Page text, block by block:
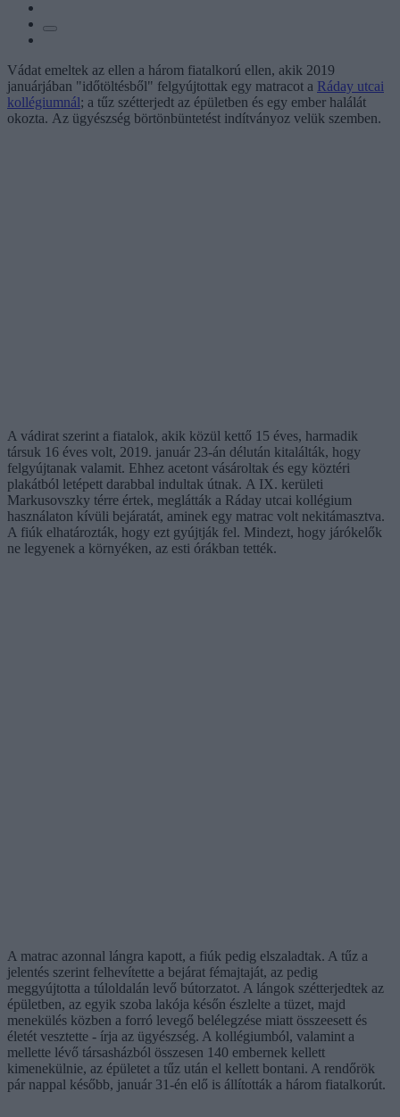
Vádat emeltek az ellen a három fiatalkorú ellen, akik 2019
januárjában "időtöltésből" felgyújtottak egy matracot a Ráday utcai
kollégiumnál; a tűz szétterjedt az épületben és egy ember halálát
okozta. Az ügyészség börtönbüntetést indítványoz velük szemben.
A vádirat szerint a fiatalok, akik közül kettő 15 éves, harmadik
társuk 16 éves volt, 2019. január 23-án délután kitalálták, hogy
felgyújtanak valamit. Ehhez acetont vásároltak és egy köztéri
plakátból letépett darabbal indultak útnak. A IX. kerületi
Markusovszky térre értek, meglátták a Ráday utcai kollégium
használaton kívüli bejáratát, aminek egy matrac volt nekitámasztva.
A fiúk elhatározták, hogy ezt gyújtják fel. Mindezt, hogy járókelők
ne legyenek a környéken, az esti órákban tették.
A matrac azonnal lángra kapott, a fiúk pedig elszaladtak. A tűz a
jelentés szerint felhevítette a bejárat fémajtaját, az pedig
meggyújtotta a túloldalán levő bútorzatot. A lángok szétterjedtek az
épületben, az egyik szoba lakója későn észlelte a tüzet, majd
menekülés közben a forró levegő belélegzése miatt összeesett és
életét vesztette - írja az ügyészség. A kollégiumból, valamint a
mellette lévő társasházból összesen 140 embernek kellett
kimenekülnie, az épületet a tűz után el kellett bontani. A rendőrök
pár nappal később, január 31-én elő is állították a három fiatalkorút.